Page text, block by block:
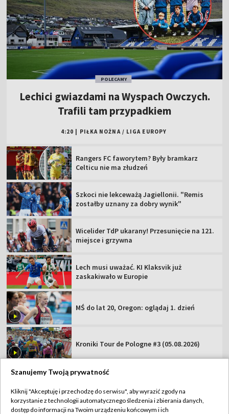
POLECAMY
Lechici gwiazdami na Wyspach Owczych.
Trafili tam przypadkiem
4:20 | PIŁKA NOŻNA / LIGA EUROPY
Rangers FC faworytem? Były bramkarz
Celticu nie ma złudzeń
Szkoci nie lekceważą Jagiellonii. "Remis
zostałby uznany za dobry wynik"
Wicelider TdP ukarany! Przesunięcie na 121.
miejsce i grzywna
Lech musi uważać. KI Klaksvik już
zaskakiwało w Europie
MŚ do lat 20, Oregon: oglądaj 1. dzień
Kroniki Tour de Pologne #3 (05.08.2026)
TVP
Szanujemy Twoją prywatność
Kliknij "Akceptuję i przechodzę do serwisu", aby wyrazić zgody na
korzystanie z technologii automatycznego śledzenia i zbierania danych,
dostęp do informacji na Twoim urządzeniu końcowym i ich